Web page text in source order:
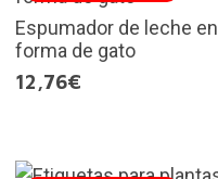
Espumador de leche en
forma de gato
12,76€